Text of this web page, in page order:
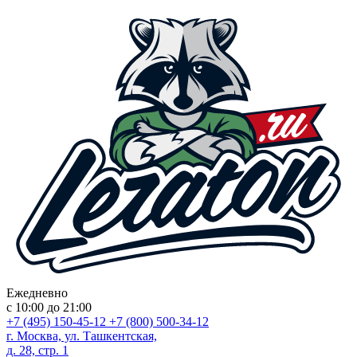
Ежедневно
с 10:00 до 21:00
+7 (495) 150-45-12 +7 (800) 500-34-12
г. Москва, ул. Ташкентская,
д. 28, стр. 1